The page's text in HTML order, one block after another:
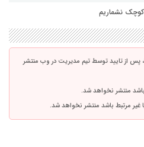
کوچک نشماریم
از تایید توسط تیم مدیریت در وب منتشر
منتشر نخواهد شد.
غیر مرتبط باشد منتشر نخواهد شد.